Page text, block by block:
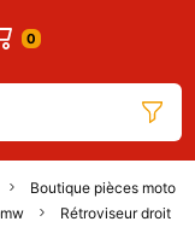
Boutique pièces moto
Rétroviseur droit